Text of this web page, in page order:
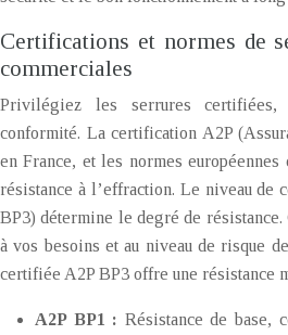
Certifications et normes de
commerciales
Privilégiez les serrures
conformité. La certification A2P
en France, et les normes européennes
résistance à l’effraction. Le niveau de
BP3) détermine le degré de résistance.
à vos besoins et au niveau de risque
certifiée A2P BP3 offre une résistance
A2P BP1 : Résistance de base,